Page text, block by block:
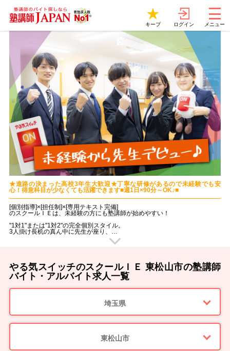
キープ ログイン メニュー
★進路の決まった高校3年生大歓迎★丁寧な研修があるので未経験でも安
心！得意科目が少なくても活躍できます■週1日×90分～OK♪■
[個別指導]×[担任制]×[専用テキスト完備]
のスクールＩＥは、未経験の方にも塾講師が始めやすい！
"1対1"または"1対2"の完全個別スタイル。
3人掛け長机の真ん中に先生が座り、
生徒のすぐ隣で勉強を教えていただきます。
「今の言い方だと伝わらなかったかな？」
「困った表情をしているからもう少し補足が必要かな？」
子どもたちのすぐ近くにいるからこそ、
ちょっとした変化にも気づけて教えやすいのです。
その瞬間を見られるのは個別指導ならではのヤリガイです。
・手洗いやアルコール消毒の徹底
・教室内の消毒（教室内や備品など毎日の消毒を徹底しています）
・随時室内の換気を行っています
やる気スイッチのスクールＩＥ 東松山市の塾講師
バイト・アルバイト求人一覧
埼玉県
東松山市